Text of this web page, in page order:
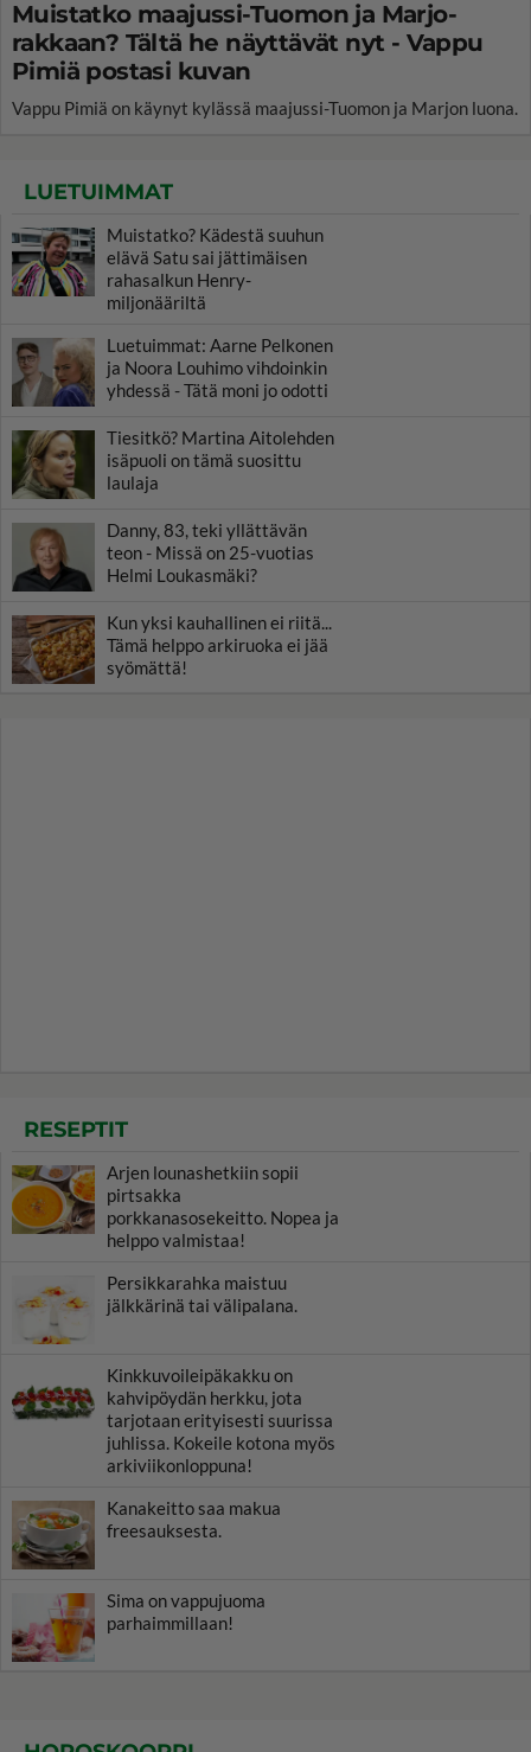
Muistatko maajussi-Tuomon ja Marjo-
rakkaan? Tältä he näyttävät nyt - Vappu
Pimiä postasi kuvan
Vappu Pimiä on käynyt kylässä maajussi-Tuomon ja Marjon luona.
LUETUIMMAT
Muistatko? Kädestä suuhun
elävä Satu sai jättimäisen
rahasalkun Henry-
miljonääriltä
Luetuimmat: Aarne Pelkonen
ja Noora Louhimo vihdoinkin
yhdessä - Tätä moni jo odotti
Tiesitkö? Martina Aitolehden
isäpuoli on tämä suosittu
laulaja
Danny, 83, teki yllättävän
teon - Missä on 25-vuotias
Helmi Loukasmäki?
Kun yksi kauhallinen ei riitä...
Tämä helppo arkiruoka ei jää
syömättä!
RESEPTIT
Arjen lounashetkiin sopii
pirtsakka
porkkanasosekeitto. Nopea ja
helppo valmistaa!
Persikkarahka maistuu
jälkkärinä tai välipalana.
Kinkkuvoileipäkakku on
kahvipöydän herkku, jota
tarjotaan erityisesti suurissa
juhlissa. Kokeile kotona myös
arkiviikonloppuna!
Kanakeitto saa makua
freesauksesta.
Sima on vappujuoma
parhaimmillaan!